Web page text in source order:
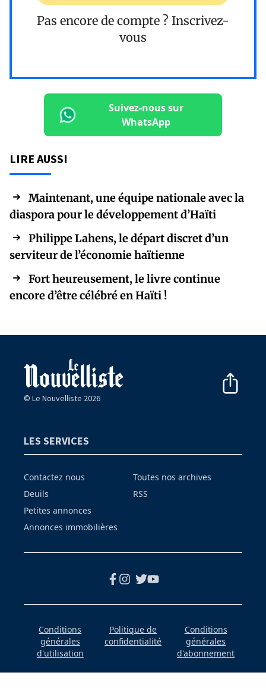
Pas encore de compte ? Inscrivez-
vous
Suivez-nous sur
WhatsApp
LIRE AUSSI
Maintenant, une équipe nationale avec la
diaspora pour le développement d’Haïti
Philippe Lahens, le départ discret d’un
serviteur de l’économie haïtienne
Fort heureusement, le livre continue
encore d’être célébré en Haïti !
© Le Nouvelliste 2026
LES SERVICES
Contactez nous
Deuils
Petites annonces
Annonces immobilières
Toutes nos archives
RSS
Conditions
générales
d'utilisation
Politique de
confidentialité
Conditions
générales
d'abonnement